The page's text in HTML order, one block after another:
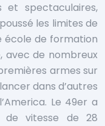
et spectaculaires,
les limites de
école de formation
avec de nombreux
armes sur
dans d’autres
Le 49er a
de vitesse de 28